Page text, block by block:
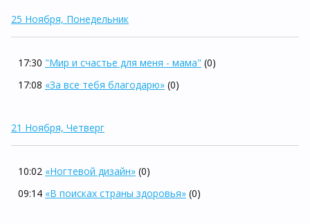
25 Ноября, Понедельник
17:30 "Мир и счастье для меня - мама" (0)
17:08 «За все тебя благодарю» (0)
21 Ноября, Четверг
10:02 «Ногтевой дизайн» (0)
09:14 «В поисках страны здоровья» (0)